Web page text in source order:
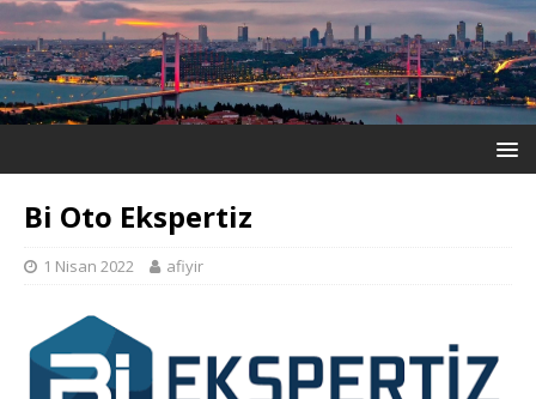
Bi Oto Ekspertiz
1 Nisan 2022 afiyir